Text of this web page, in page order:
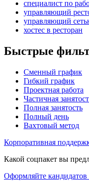
специалист по
управляющий
управляющий
хостес в ресторан
Быстрые
Сменный график
Гибкий график
Проектная работа
Частичная
Полная занятость
Полный день
Вахтовый метод
Корпоративная
Какой соцпакет вы
Оформляйте кандидатов